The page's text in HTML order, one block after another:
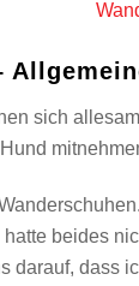
sich
beides
darauf, dass